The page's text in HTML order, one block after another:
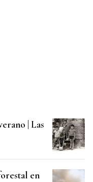
| Las
en